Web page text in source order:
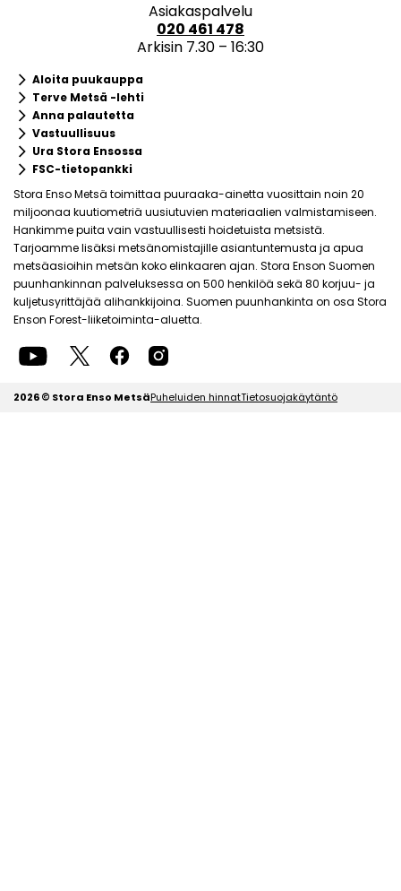
Asiakaspalvelu
020 461 478
Arkisin 7.30 – 16:30
keyboard_arrow_rightAloita puukauppa
keyboard_arrow_rightTerve Metsä -lehti
keyboard_arrow_rightAnna palautetta
keyboard_arrow_rightVastuullisuus
keyboard_arrow_rightUra Stora Ensossa
keyboard_arrow_rightFSC-tietopankki
Stora Enso Metsä toimittaa puuraaka-ainetta vuosittain noin 20
miljoonaa kuutiometriä uusiutuvien materiaalien valmistamiseen.
Hankimme puita vain vastuullisesti hoidetuista metsistä.
Tarjoamme lisäksi metsänomistajille asiantuntemusta ja apua
metsäasioihin metsän koko elinkaaren ajan. Stora Enson Suomen
puunhankinnan palveluksessa on 500 henkilöä sekä 80 korjuu- ja
kuljetusyrittäjää alihankkijoina. Suomen puunhankinta on osa Stora
Enson Forest-liiketoiminta-aluetta.
2026 © Stora Enso MetsäPuheluiden hinnatTietosuojakäytäntö